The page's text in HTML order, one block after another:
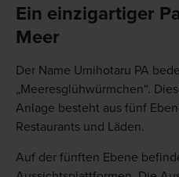
Ein einzigartiger
Meer
Der Name Umihotaru PA
„Meeresglühwürmchen“.
Anlage besteht aus fünf
Restaurants und Läden.
Auf der fünften Ebene